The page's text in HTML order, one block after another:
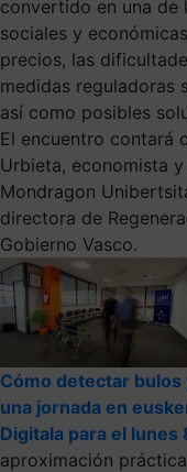
convertido en una de
sociales y
precios, las
medidas reguladoras
así como posibles
El encuentro contará
Urbieta, economista
Mondragon
directora de
Gobierno Vasco.
Cómo detectar
una jornada en
Digitala para el lunes
aproximación